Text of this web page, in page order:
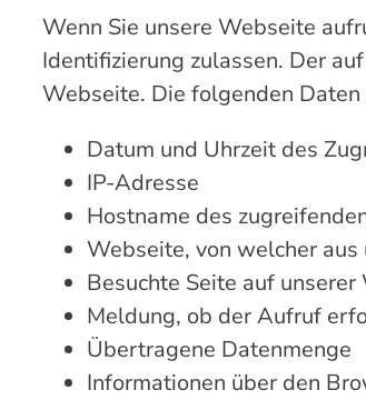
Wenn Sie unsere Webseite
Identifizierung zulassen. Der
Webseite. Die folgenden
Datum und Uhrzeit des
IP-Adresse
Hostname des
Webseite, von welcher
Besuchte Seite auf unserer
Meldung, ob der Aufruf
Übertragene Datenmenge
Informationen über den